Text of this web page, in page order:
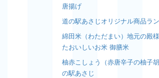
唐揚げ
道の駅あさじオリジナル商品ラ
綿田米（わただまい）地元の殿
たおいしいお米 御膳米
柚赤こしょう（赤唐辛子の柚子
の駅あさじ